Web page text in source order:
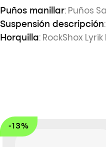
Puños manillar: Puños
Suspensión descripción
Horquilla: RockShox
-13%